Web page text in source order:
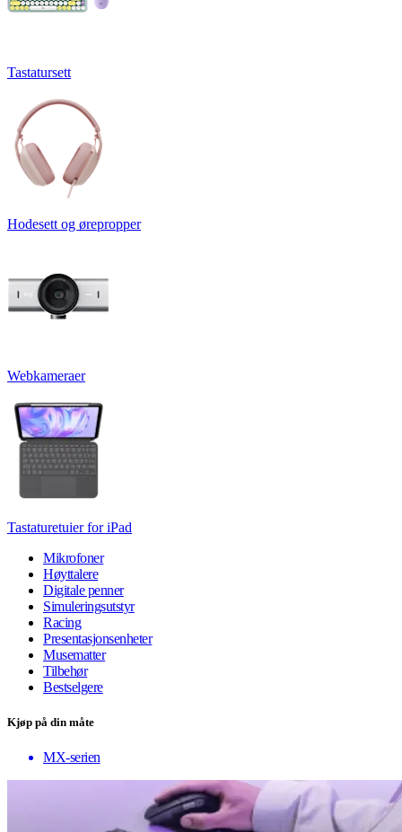
Tastatursett
Hodesett og ørepropper
Webkameraer
Tastaturetuier for iPad
Mikrofoner
Høyttalere
Digitale penner
Simuleringsutstyr
Racing
Presentasjonsenheter
Musematter
Tilbehør
Bestselgere
Kjøp på din måte
MX-serien